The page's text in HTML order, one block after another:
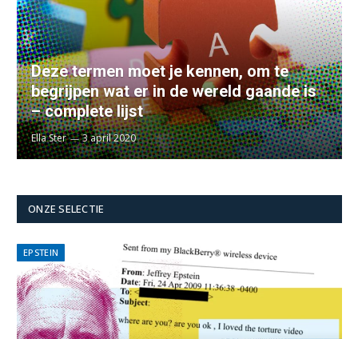
Deze termen moet je kennen, om te
begrijpen wat er in de wereld gaande is
– complete lijst
Ella Ster 3 april 2020
ONZE SELECTIE
EPSTEIN